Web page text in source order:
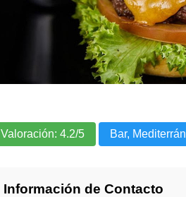
Valoración: 4.2/5 Bar,
Información de Contacto